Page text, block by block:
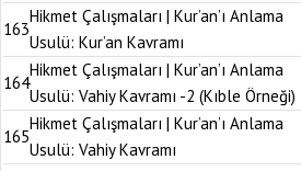
163
Hikmet Çalışmaları | Kur’an’ı Anlama
Usulü: Kur’an Kavramı
164
Hikmet Çalışmaları | Kur’an’ı Anlama
Usulü: Vahiy Kavramı -2 (Kıble Örneği)
165
Hikmet Çalışmaları | Kur’an’ı Anlama
Usulü: Vahiy Kavramı